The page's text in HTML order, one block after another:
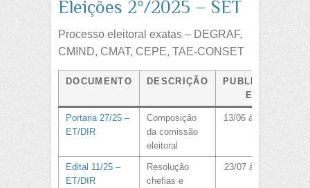
Eleições 2º/2025 – SET
Processo eleitoral exatas – DEGRAF,
CMIND, CMAT, CEPE, TAE-CONSET
DOCUMENTO DESCRIÇÃO
PUBLICADO
EM
Portaria 27/25 –
ET/DIR
Composição
da comissão
eleitoral
13/06 às 16:50
Edital 11/25 –
ET/DIR
Resolução
chefias e
23/07 às 11:10